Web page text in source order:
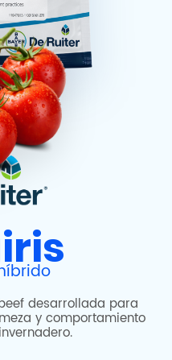
desarrollada para
y comportamiento